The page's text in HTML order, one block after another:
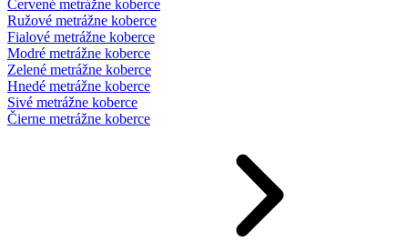
Červené metrážne koberce
Ružové metrážne koberce
Fialové metrážne koberce
Modré metrážne koberce
Zelené metrážne koberce
Hnedé metrážne koberce
Sivé metrážne koberce
Čierne metrážne koberce